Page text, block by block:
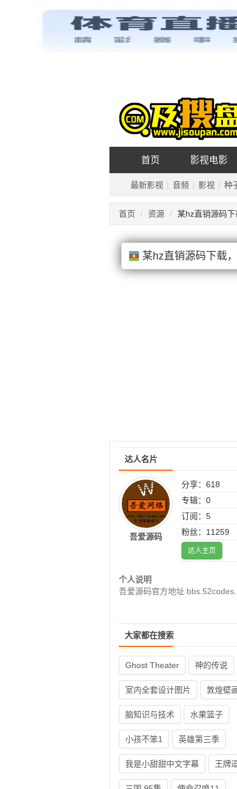
及搜盘 影视 音乐
首页 影视电影
最新影视 | 音频 | 影视 | 种
首页 资源 某hz直销源码
某hz直销源码下载
达人名片
吾爱源码
分享：618
专辑：0
订阅：5
粉丝：11259
达人主页
个人说明
吾爱源码官方地址
大家都在搜索
Ghost Theater 神的传说
室内全套设计图片 敦煌壁
脑知识与技术 水果篮子
小孩不笨1 英雄第三季
我是小甜甜中文字幕 王牌